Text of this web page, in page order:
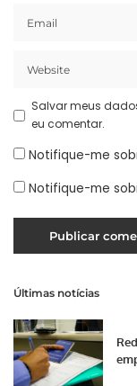
Salvar meus
eu comentar.
Notifique-me
Notifique-me
Últimas notícias